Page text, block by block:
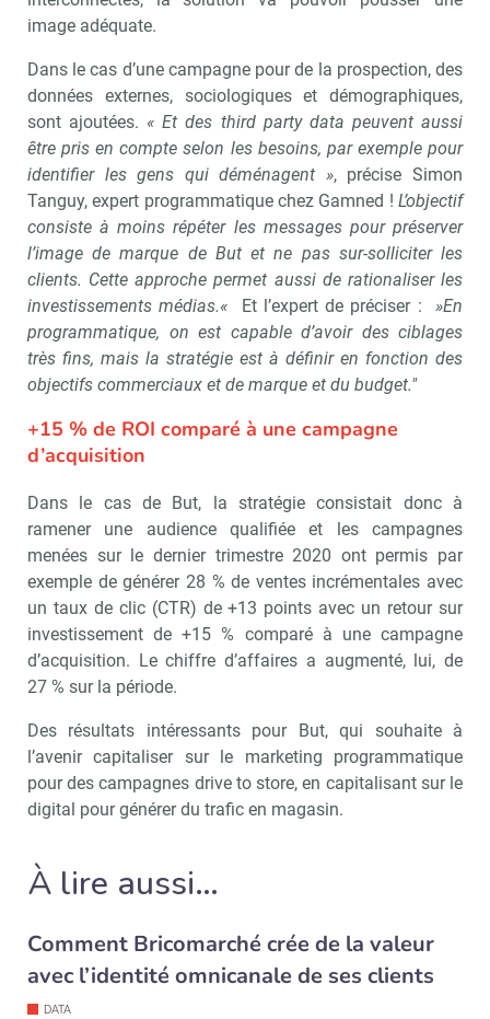
image adéquate.
Dans le cas d’une campagne pour de la prospection, des
données externes, sociologiques et démographiques,
sont ajoutées. « Et des third party data peuvent aussi
être pris en compte selon les besoins, par exemple pour
identifier les gens qui déménagent », précise Simon
Tanguy, expert programmatique chez Gamned ! L’objectif
consiste à moins répéter les messages pour préserver
l’image de marque de But et ne pas sur-solliciter les
clients. Cette approche permet aussi de rationaliser les
investissements médias.«
Et l’expert de préciser :
»En
programmatique, on est capable d’avoir des ciblages
très fins, mais la stratégie est à définir en fonction des
objectifs commerciaux et de marque et du budget."
+15 % de ROI comparé à une campagne
d’acquisition
Dans le cas de But, la stratégie consistait donc à
ramener une audience qualifiée et les campagnes
menées sur le dernier trimestre 2020 ont permis par
exemple de générer 28 % de ventes incrémentales avec
un taux de clic (CTR) de +13 points avec un retour sur
investissement de +15 % comparé à une campagne
d’acquisition. Le chiffre d’affaires a augmenté, lui, de
27 % sur la période.
Des résultats intéressants pour But, qui souhaite à
l’avenir capitaliser sur le marketing programmatique
pour des campagnes drive to store, en capitalisant sur le
digital pour générer du trafic en magasin.
À lire aussi…
Comment Bricomarché crée de la valeur
avec l’identité omnicanale de ses clients
DATA